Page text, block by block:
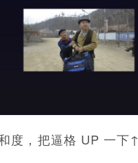
度，把逼格 UP 一下↑